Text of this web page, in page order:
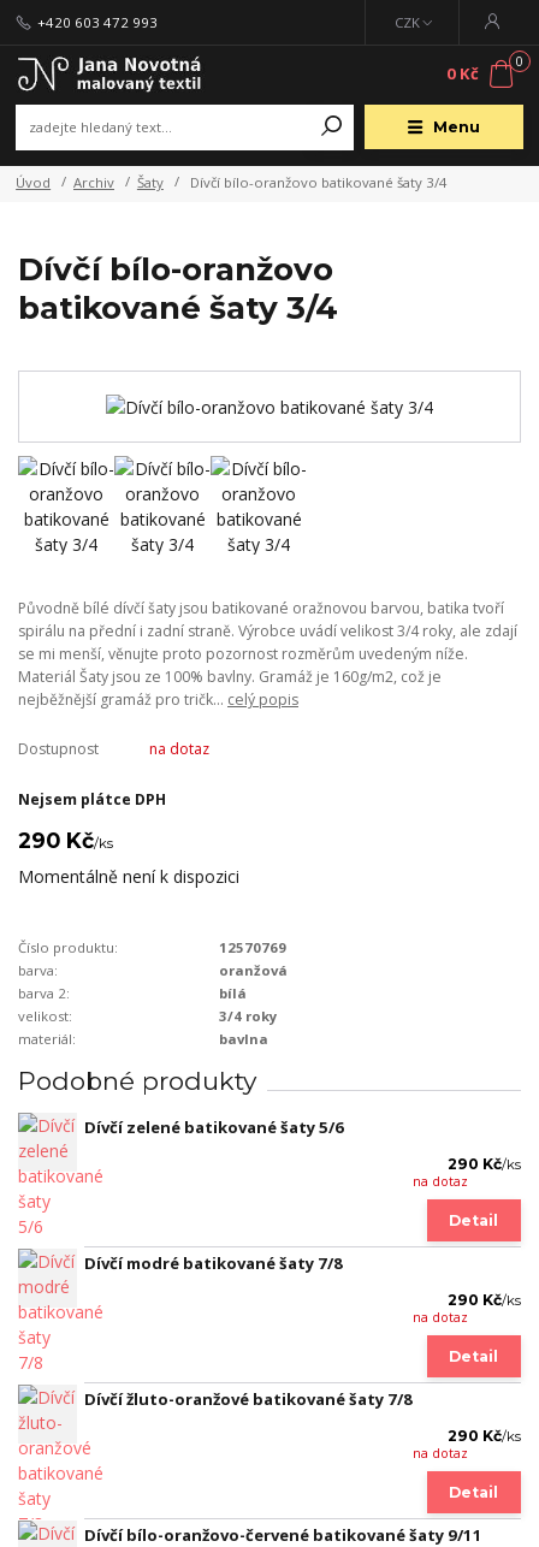
Menu
CZK
+420 603 472 993
0
0 Kč
Úvod Archiv Šaty Dívčí bílo-oranžovo batikované šaty 3/4
Dívčí bílo-oranžovo
batikované šaty 3/4
Původně bílé dívčí šaty jsou batikované oražnovou barvou, batika tvoří
spirálu na přední i zadní straně. Výrobce uvádí velikost 3/4 roky, ale zdají
se mi menší, věnujte proto pozornost rozměrům uvedeným níže.
Materiál Šaty jsou ze 100% bavlny. Gramáž je 160g/m2, což je
nejběžnější gramáž pro tričk... celý popis
Dostupnost na dotaz
Nejsem plátce DPH
290 Kč/ks
Momentálně není k dispozici
Číslo produktu:
12570769
barva:
oranžová
barva 2:
bílá
velikost:
3/4 roky
materiál:
bavlna
Podobné produkty
Dívčí zelené batikované šaty 5/6
290 Kč/ks
na dotaz
Detail
Dívčí modré batikované šaty 7/8
290 Kč/ks
na dotaz
Detail
Dívčí žluto-oranžové batikované šaty 7/8
290 Kč/ks
na dotaz
Detail
Dívčí bílo-oranžovo-červené batikované šaty 9/11